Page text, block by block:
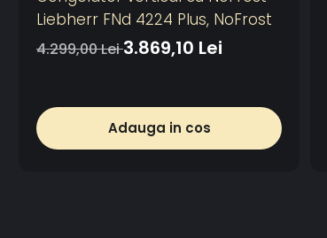
Liebherr FNd 4224 Plus, NoFrost
4.299,00 Lei3.869,10 Lei
Adauga in cos